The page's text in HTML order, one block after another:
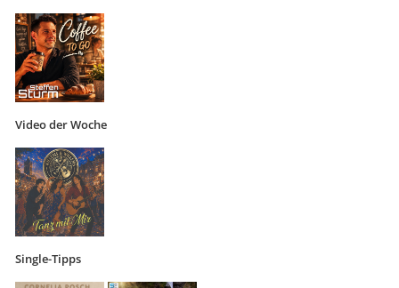
Video der Woche
Single-Tipps